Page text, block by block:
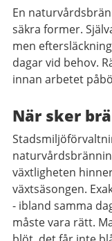
En
säkra former.
men
dagar vid behov.
innan arbetet
När sker
växtligheten
växtsäsongen.
- ibland samma
måste vara rätt.